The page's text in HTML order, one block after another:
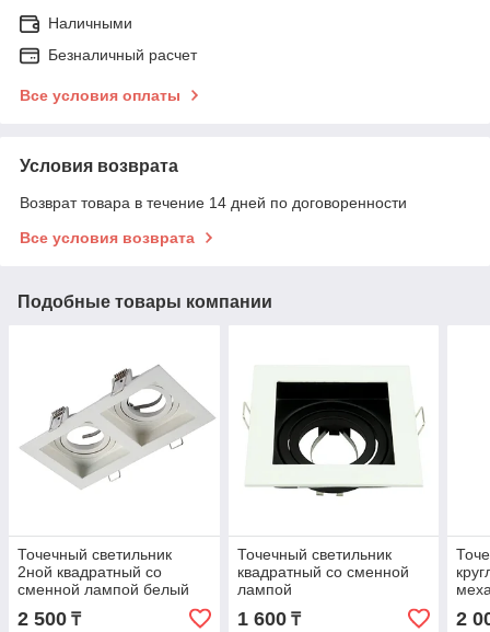
Наличными
Безналичный расчет
Все условия оплаты
Условия возврата
Возврат товара в течение 14 дней по договоренности
Все условия возврата
Подобные товары компании
Точечный светильник
2ной квадратный со
сменной лампой белый
,черный
2 500 ₸
Точечный светильник
квадратный со сменной
лампой
1 600₸ 2